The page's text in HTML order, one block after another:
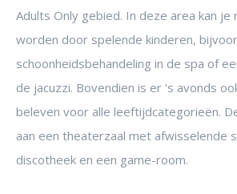
Adults Only gebied. In deze area kan
worden door spelende kinderen,
schoonheidsbehandeling in de spa of
de jacuzzi. Bovendien is er 's avonds
beleven voor alle leeftijdcategorieën.
aan een theaterzaal met afwisselende
discotheek en een game-room.